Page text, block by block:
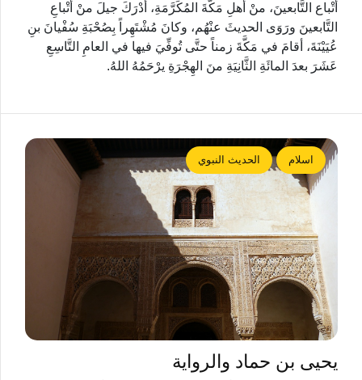
أتْباع التَّابعينَ، منْ أهلِ مَكَّةَ المُكَرَّمَةِ، أدْرَكَ جيلَ منْ أتْباعِ
التَّابعينَ ورَوَى الحديثَ عنْهُم، وكانَ مُشْتَهِراً بِصُحْبَةِ سُفْيانَ بنِ
عُيَيْنَةَ، أقامَ في مَكَّةَ زمناً حتَّى تُوفِّيَ فيها في العامِ التَّاسِعِ
عَشَرَ بعدَ المائَةِ الثَّانِيَةِ منَ الهِجْرَةِ يرْحَمُهُ اللهُ.
اسلام الحديث النبوي
يحيى بن حماد والرواية